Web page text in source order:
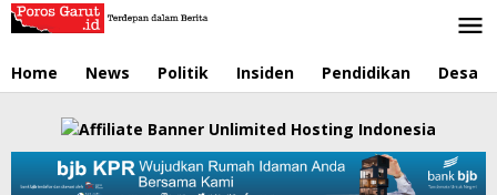
Lewati
ke
Home News Politik Insiden Pendidikan Desa